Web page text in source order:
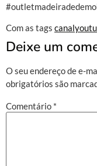
Com as tags
Deixe um
O seu endereço de e-
obrigatórios são
Comentário *